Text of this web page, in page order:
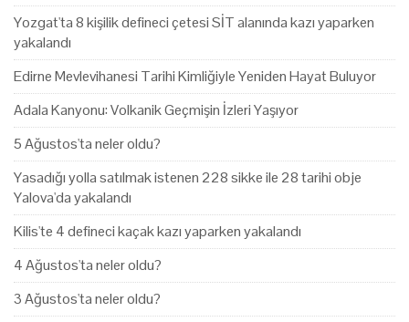
Yozgat'ta 8 kişilik defineci çetesi SİT alanında kazı yaparken
yakalandı
Edirne Mevlevihanesi Tarihi Kimliğiyle Yeniden Hayat Buluyor
Adala Kanyonu: Volkanik Geçmişin İzleri Yaşıyor
5 Ağustos'ta neler oldu?
Yasadığı yolla satılmak istenen 228 sikke ile 28 tarihi obje
Yalova'da yakalandı
Kilis'te 4 defineci kaçak kazı yaparken yakalandı
4 Ağustos'ta neler oldu?
3 Ağustos'ta neler oldu?